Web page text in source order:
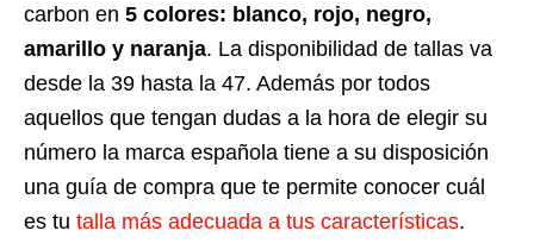
carbon en 5 colores: blanco, rojo, negro,
amarillo y naranja. La disponibilidad de tallas va
desde la 39 hasta la 47. Además por todos
aquellos que tengan dudas a la hora de elegir su
número la marca española tiene a su disposición
una guía de compra que te permite conocer cuál
es tu talla más adecuada a tus características.